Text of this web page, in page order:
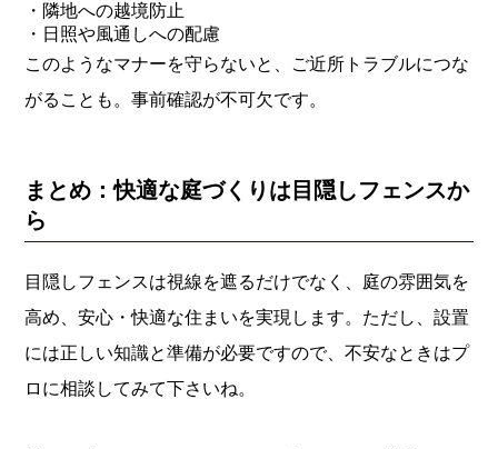
・隣地への越境防止
・日照や風通しへの配慮
このようなマナーを守らないと、ご近所トラブルにつな
がることも。事前確認が不可欠です。
まとめ：快適な庭づくりは目隠しフェンスか
ら
目隠しフェンスは視線を遮るだけでなく、庭の雰囲気を
高め、安心・快適な住まいを実現します。ただし、設置
には正しい知識と準備が必要ですので、不安なときはプ
ロに相談してみて下さいね。